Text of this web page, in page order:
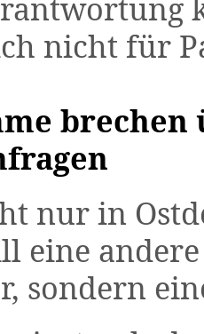
nicht für
nur in
eine
sondern